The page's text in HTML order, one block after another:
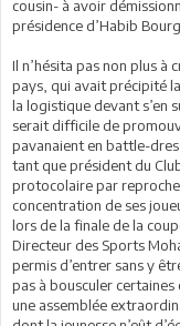
cousin- à avoir
présidence d’Habib
Il n’hésita pas non plus
pays, qui avait précipité
la logistique devant s’en
serait difficile de
pavanaient en battle-
tant que président du
protocolaire par
concentration de ses
lors de la finale de la
Directeur des Sports
permis d’entrer sans y
pas à bousculer
une assemblée